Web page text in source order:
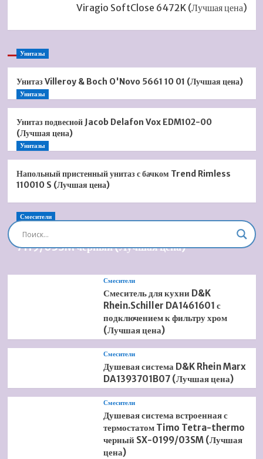
Viragio SoftClose 6472K (Лучшая цена)
Унитазы
Унитаз Villeroy & Boch O'Novo 5661 10 01 (Лучшая цена)
Унитазы
Унитаз подвесной Jacob Delafon Vox EDM102-00
(Лучшая цена)
Унитазы
Напольный пристенный унитаз с бачком Trend Rimless
110010 S (Лучшая цена)
Смесители
Душевая система встроенная Timo Briana SX-
7119/03SM черный (Лучшая цена)
Смесители
Смеситель для кухни D&K
Rhein.Schiller DA1461601 с
подключением к фильтру хром
(Лучшая цена)
Смесители
Душевая система D&K Rhein Marx
DA1393701B07 (Лучшая цена)
Смесители
Душевая система встроенная с
термостатом Timo Tetra-thermo
черный SX-0199/03SM (Лучшая
цена)